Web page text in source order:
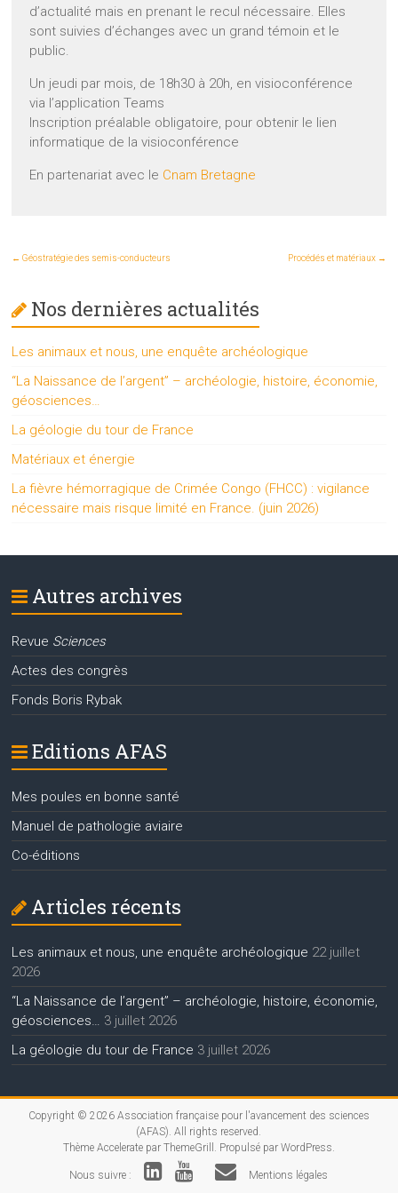
d’actualité mais en prenant le recul nécessaire. Elles
sont suivies d’échanges avec un grand témoin et le
public.
Un jeudi par mois, de 18h30 à 20h, en visioconférence
via l’application Teams
Inscription préalable obligatoire, pour obtenir le lien
informatique de la visioconférence
En partenariat avec le Cnam Bretagne
← Géostratégie des semis-conducteurs Procédés et matériaux →
Nos dernières actualités
Les animaux et nous, une enquête archéologique
“La Naissance de l’argent” – archéologie, histoire, économie,
géosciences…
La géologie du tour de France
Matériaux et énergie
La fièvre hémorragique de Crimée Congo (FHCC) : vigilance
nécessaire mais risque limité en France. (juin 2026)
Autres archives
Revue Sciences
Actes des congrès
Fonds Boris Rybak
Editions AFAS
Mes poules en bonne santé
Manuel de pathologie aviaire
Co-éditions
Articles récents
Les animaux et nous, une enquête archéologique 22 juillet
2026
“La Naissance de l’argent” – archéologie, histoire, économie,
géosciences… 3 juillet 2026
La géologie du tour de France 3 juillet 2026
Copyright © 2026 Association française pour l'avancement des sciences
(AFAS) . All rights reserved.
Thème Acceleratepar ThemeGrill. Propulsé par WordPress
Nous suivre : Mentions légales